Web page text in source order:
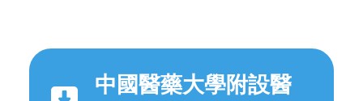
中國醫藥大學附設醫